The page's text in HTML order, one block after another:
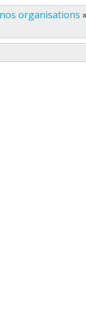
organisations »